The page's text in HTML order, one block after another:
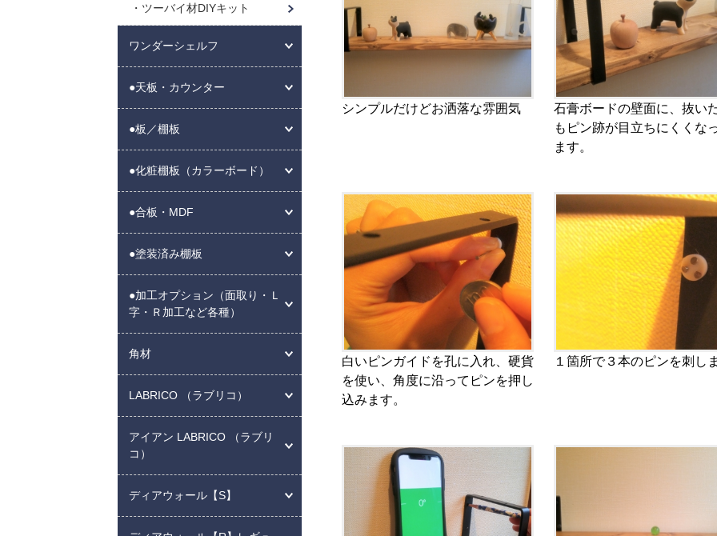
シンプルだけどお洒落な雰囲気
石膏ボードの壁面に、抜い
もピン跡が目立ちにくくな
ます。
白いピンガイドを孔に入れ、硬貨
を使い、角度に沿ってピンを押し
込みます。
１箇所で３本のピンを刺し
ツーバイ材DIYキット
ワンダーシェルフ
●天板・カウンター
●板／棚板
●化粧棚板（カラーボード）
●合板・MDF
●塗装済み棚板
●加工オプション（面取り・Ｌ
字・Ｒ加工など各種）
角材
LABRICO （ラブリコ）
アイアン LABRICO （ラブリ
コ）
ディアウォール【S】